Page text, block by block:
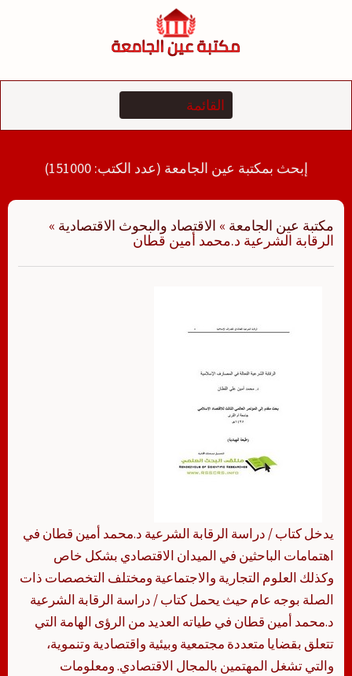
إبحث بمكتبة عين الجامعة (عدد الكتب: 151000)
مكتبة عين الجامعة » الاقتصاد والبحوث الاقتصادية »
الرقابة الشرعية د.محمد أمين قطان
يدخل كتاب / دراسة الرقابة الشرعية د.محمد أمين قطان في
اهتمامات الباحثين في الميدان الاقتصادي بشكل خاص
وكذلك العلوم التجارية والاجتماعية ومختلف التخصصات ذات
الصلة بوجه عام حيث يحمل كتاب / دراسة الرقابة الشرعية
د.محمد أمين قطان في طياته العديد من الرؤى الهامة التي
تتعلق بقضايا متعددة مجتمعية وبيئية واقتصادية وتنموية،
والتي تشغل المهتمين بالمجال الاقتصادي. ومعلومات